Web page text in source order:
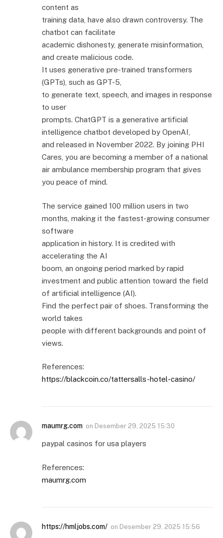
content as
training data, have also drawn controversy. The
chatbot can facilitate
academic dishonesty, generate misinformation,
and create malicious code.
It uses generative pre-trained transformers
(GPTs), such as GPT-5,
to generate text, speech, and images in response
to user
prompts. ChatGPT is a generative artificial
intelligence chatbot developed by OpenAI,
and released in November 2022. By joining PHI
Cares, you are becoming a member of a national
air ambulance membership program that gives
you peace of mind.
The service gained 100 million users in two
months, making it the fastest-growing consumer
software
application in history. It is credited with
accelerating the AI
boom, an ongoing period marked by rapid
investment and public attention toward the field
of artificial intelligence (AI).
Find the perfect pair of shoes. Transforming the
world takes
people with different backgrounds and point of
views.
References:
https://blackcoin.co/tattersalls-hotel-casino/
maumrg.com on Desember 29, 2025 15:30
paypal casinos for usa players
References:
maumrg.com
https://hmljobs.com/ on Desember 29, 2025 15:56